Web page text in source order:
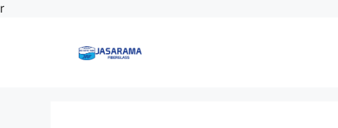
rLangsung